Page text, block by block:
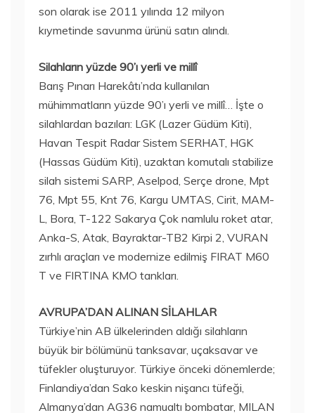
son olarak ise 2011 yılında 12 milyon
kıymetinde savunma ürünü satın alındı.
Silahların yüzde 90’ı yerli ve millî
Barış Pınarı Harekâtı’nda kullanılan
mühimmatların yüzde 90’ı yerli ve millî… İşte o
silahlardan bazıları: LGK (Lazer Güdüm Kiti),
Havan Tespit Radar Sistem SERHAT, HGK
(Hassas Güdüm Kiti), uzaktan komutalı stabilize
silah sistemi SARP, Aselpod, Serçe drone, Mpt
76, Mpt 55, Knt 76, Kargu UMTAS, Cirit, MAM-
L, Bora, T-122 Sakarya Çok namlulu roket atar,
Anka-S, Atak, Bayraktar-TB2 Kirpi 2, VURAN
zırhlı araçları ve modernize edilmiş FIRAT M60
T ve FIRTINA KMO tankları.
AVRUPA’DAN ALINAN SİLAHLAR
Türkiye’nin AB ülkelerinden aldığı silahların
büyük bir bölümünü tanksavar, uçaksavar ve
tüfekler oluşturuyor. Türkiye önceki dönemlerde;
Finlandiya’dan Sako keskin nişancı tüfeği,
Almanya’dan AG36 namualtı bombatar, MILAN